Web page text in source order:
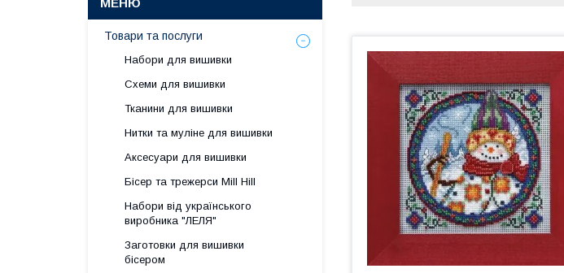
Товари та послуги
Набори для вишивки
Схеми для вишивки
Тканини для вишивки
Нитки та муліне для вишивки
Аксесуари для вишивки
Бісер та трежерси Mill Hill
Набори від українського
виробника "ЛЕЛЯ"
Заготовки для вишивки
бісером